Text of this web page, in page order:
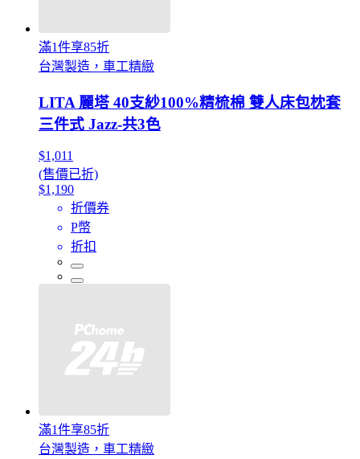
滿1件享85折
台灣製造，車工精緻
LITA 麗塔 40支紗100%精梳棉 雙人床包枕套
三件式 Jazz-共3色
$1,011
(售價已折)
$1,190
折價券
P幣
折扣
滿1件享85折
台灣製造，車工精緻